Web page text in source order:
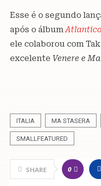
Esse é o segundo
após o álbumAtlantico
ele colaborou com
excelente Venere e
ITALIA MA STASERA
SMALLFEATURED
SHARE 0